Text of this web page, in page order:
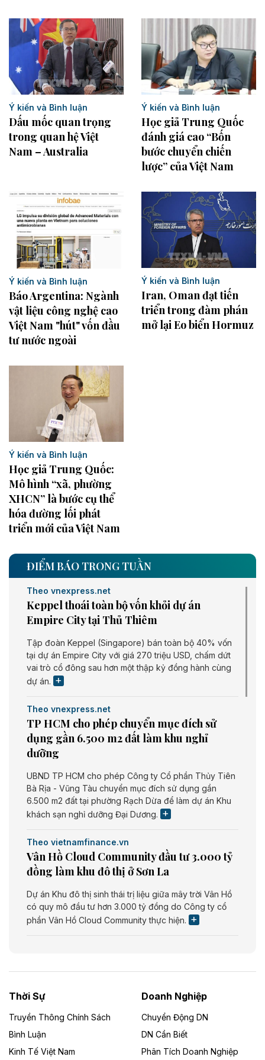
Ý kiến và Bình luận
Dấu mốc quan trọng
trong quan hệ Việt
Nam – Australia
Ý kiến và Bình luận
Học giả Trung Quốc
đánh giá cao “Bốn
bước chuyển chiến
lược” của Việt Nam
Ý kiến và Bình luận
Báo Argentina: Ngành
vật liệu công nghệ cao
Việt Nam "hút" vốn đầu
tư nước ngoài
Ý kiến và Bình luận
Iran, Oman đạt tiến
triển trong đàm phán
mở lại Eo biển Hormuz
Ý kiến và Bình luận
Học giả Trung Quốc:
Mô hình “xã, phường
XHCN” là bước cụ thể
hóa đường lối phát
triển mới của Việt Nam
ĐIỂM BÁO TRONG TUẦN
Theo vnexpress.net
Keppel thoái toàn bộ vốn khỏi dự án
Empire City tại Thủ Thiêm
Tập đoàn Keppel (Singapore) bán toàn bộ 40% vốn
tại dự án Empire City với giá 270 triệu USD, chấm dứt
vai trò cổ đông sau hơn một thập kỷ đồng hành cùng
dự án.
Theo vnexpress.net
TP HCM cho phép chuyển mục đích sử
dụng gần 6.500 m2 đất làm khu nghỉ
dưỡng
UBND TP HCM cho phép Công ty Cổ phần Thủy Tiên
Bà Rịa - Vũng Tàu chuyển mục đích sử dụng gần
6.500 m2 đất tại phường Rạch Dừa để làm dự án Khu
khách sạn nghỉ dưỡng Đại Dương.
Theo vietnamfinance.vn
Vân Hồ Cloud Community đầu tư 3.000 tỷ
đồng làm khu đô thị ở Sơn La
Dự án Khu đô thị sinh thái trị liệu giữa mây trời Vân Hồ
có quy mô đầu tư hơn 3.000 tỷ đồng do Công ty cổ
phần Vân Hồ Cloud Community thực hiện.
Dự án Nhà máy xử lý rác và phát điện Bắc Giang do
Công ty TNHH Năng lượng môi trường Bắc Giang làm
Theo vietnamfinance.vn
Thời Sự
Truyền Thông Chính Sách
Bình Luận
Kinh Tế Việt Nam
Doanh Nghiệp
Chuyển Động DN
DN Cần Biết
Phân Tích Doanh Nghiệp